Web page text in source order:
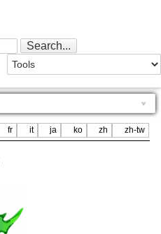
fr it ja ko zh zh-tw